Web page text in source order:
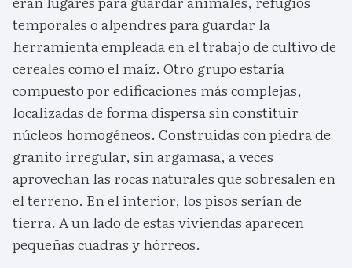
temporales o alpendres para guardar la
herramienta empleada en el trabajo de cultivo de
cereales como el maíz. Otro grupo estaría
compuesto por edificaciones más complejas,
localizadas de forma dispersa sin constituir
núcleos homogéneos. Construidas con piedra de
granito irregular, sin argamasa, a veces
aprovechan las rocas naturales que sobresalen en
el terreno. En el interior, los pisos serían de
tierra. A un lado de estas viviendas aparecen
pequeñas cuadras y hórreos.